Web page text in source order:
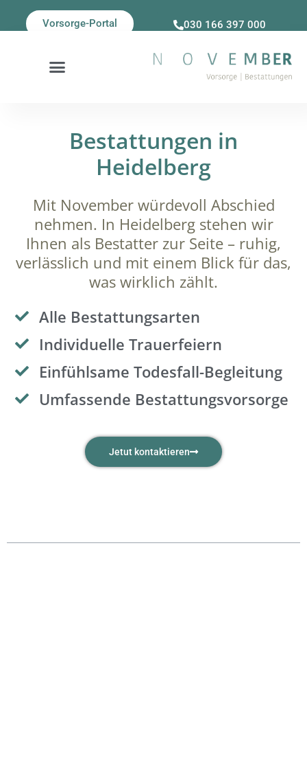
Vorsorge-Portal 030 166 397 000
Bestattungen in
Heidelberg
Mit November würdevoll Abschied
nehmen. In Heidelberg stehen wir
Ihnen als Bestatter zur Seite – ruhig,
verlässlich und mit einem Blick für das,
was wirklich zählt.
Alle Bestattungsarten
Individuelle Trauerfeiern
Einfühlsame Todesfall-Begleitung
Umfassende Bestattungsvorsorge
Jetut kontaktieren